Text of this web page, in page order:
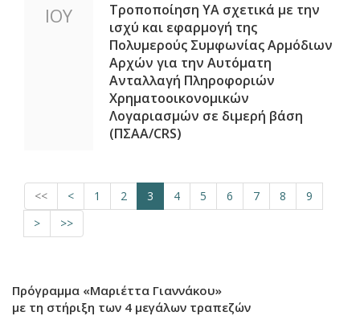
ΙΟΥ
Τροποποίηση ΥΑ σχετικά με την
ισχύ και εφαρμογή της
Πολυμερούς Συμφωνίας Αρμόδιων
Αρχών για την Αυτόματη
Ανταλλαγή Πληροφοριών
Χρηματοοικονομικών
Λογαριασμών σε διμερή βάση
(ΠΣΑΑ/CRS)
<< < 1 2 3 4 5 6 7 8
9
>
>>
Πρόγραμμα «Μαριέττα Γιαννάκου»
με τη στήριξη των 4 μεγάλων τραπεζών